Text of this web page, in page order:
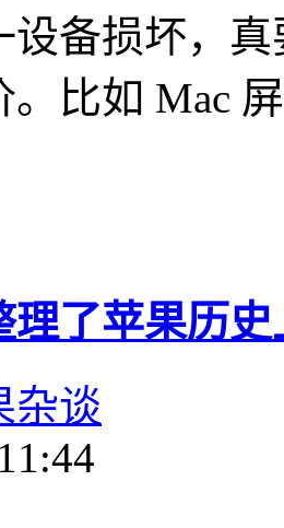
设备损坏，
。比如 Mac
理了苹果历
杂谈